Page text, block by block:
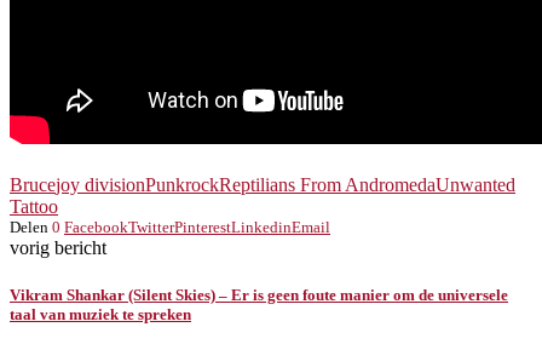
Brucejoy divisionPunkrockReptilians From AndromedaUnwanted
Tattoo
Delen 0 FacebookTwitterPinterestLinkedinEmail
vorig bericht
Vikram Shankar (Silent Skies) – Er is geen foute manier om de universele
taal van muziek te spreken